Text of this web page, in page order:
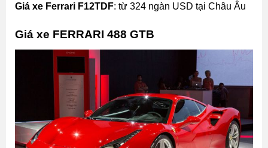
Giá xe Ferrari F12TDF: từ 324 ngàn USD tại Châu Âu
Giá xe FERRARI 488 GTB